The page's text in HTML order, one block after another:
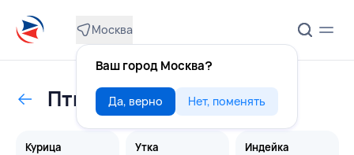
Москва
Ваш город Москва?
Да, верно Нет, поменять
Птица
Курица Утка Индейка